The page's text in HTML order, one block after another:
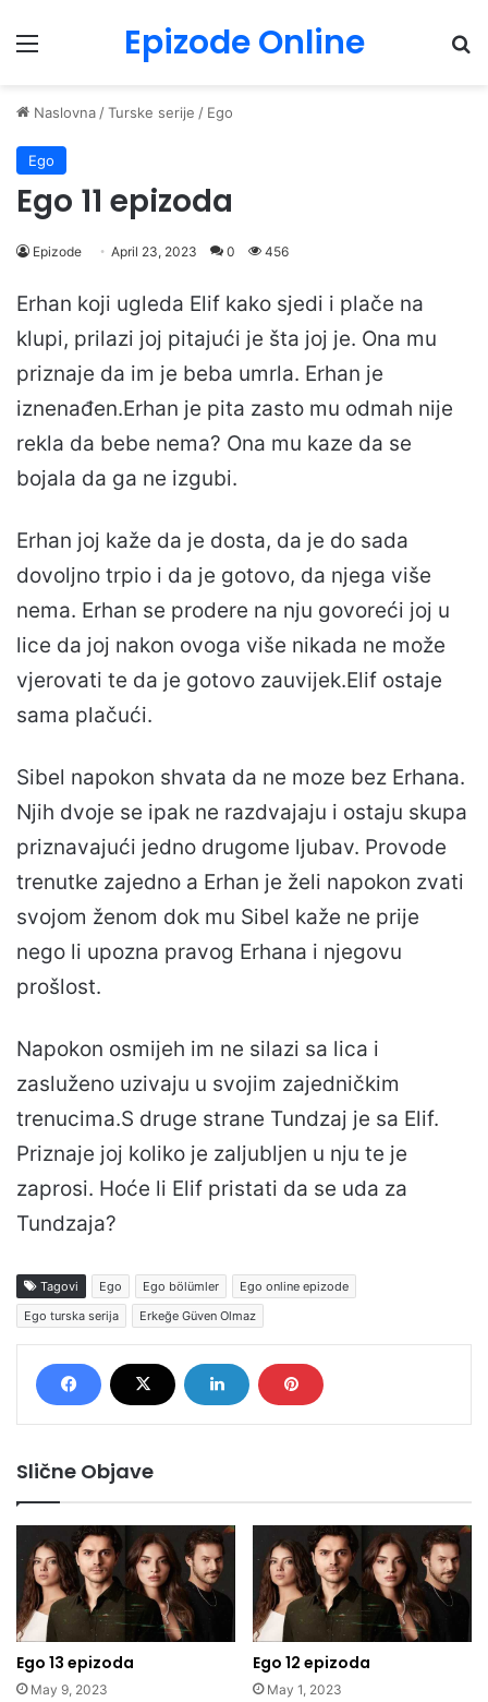
Menu Epizode Online
Naslovna /Turske serije / Ego
Ego
Ego 11 epizoda
Epizode April 23, 2023 0 456
Erhan koji ugleda Elif kako sjedi i plače na
klupi, prilazi joj pitajući je šta joj je. Ona mu
priznaje da im je beba umrla. Erhan je
iznenađen.Erhan je pita zasto mu odmah nije
rekla da bebe nema? Ona mu kaze da se
bojala da ga ne izgubi.
Erhan joj kaže da je dosta, da je do sada
dovoljno trpio i da je gotovo, da njega više
nema. Erhan se prodere na nju govoreći joj u
lice da joj nakon ovoga više nikada ne može
vjerovati te da je gotovo zauvijek.Elif ostaje
sama plačući.
Sibel napokon shvata da ne moze bez Erhana.
Njih dvoje se ipak ne razdvajaju i ostaju skupa
priznavajući jedno drugome ljubav. Provode
trenutke zajedno a Erhan je želi napokon zvati
svojom ženom dok mu Sibel kaže ne prije
nego li upozna pravog Erhana i njegovu
prošlost.
Napokon osmijeh im ne silazi sa lica i
zasluženo uzivaju u svojim zajedničkim
trenucima.S druge strane Tundzaj je sa Elif.
Priznaje joj koliko je zaljubljen u nju te je
zaprosi. Hoće li Elif pristati da se uda za
Tundzaja?
Tagovi Ego Ego bölümler
Ego online epizode
Ego turska serija
Erkeğe Güven Olmaz
Slične Objave
Ego 13 epizoda
May 9, 2023
Ego 12 epizoda
May 1, 2023